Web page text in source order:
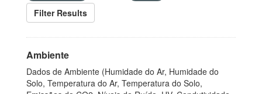
Filter Results
Ambiente
Dados de Ambiente (Humidade do Ar, Humidade do
Solo, Temperatura do Ar, Temperatura do Solo,